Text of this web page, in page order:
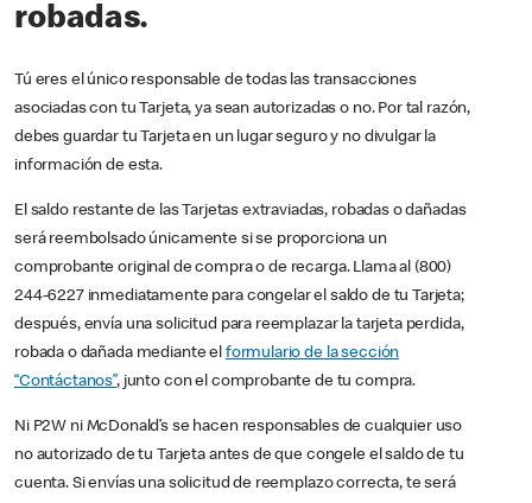
robadas.
Tú eres el único responsable de todas las transacciones
asociadas con tu Tarjeta, ya sean autorizadas o no. Por tal razón,
debes guardar tu Tarjeta en un lugar seguro y no divulgar la
información de esta.
El saldo restante de las Tarjetas extraviadas, robadas o dañadas
será reembolsado únicamente si se proporciona un
comprobante original de compra o de recarga. Llama al (800)
244-6227 inmediatamente para congelar el saldo de tu Tarjeta;
después, envía una solicitud para reemplazar la tarjeta perdida,
robada o dañada mediante el formulario de la sección
“Contáctanos”, junto con el comprobante de tu compra.
Ni P2W ni McDonald’s se hacen responsables de cualquier uso
no autorizado de tu Tarjeta antes de que congele el saldo de tu
cuenta. Si envías una solicitud de reemplazo correcta, te será